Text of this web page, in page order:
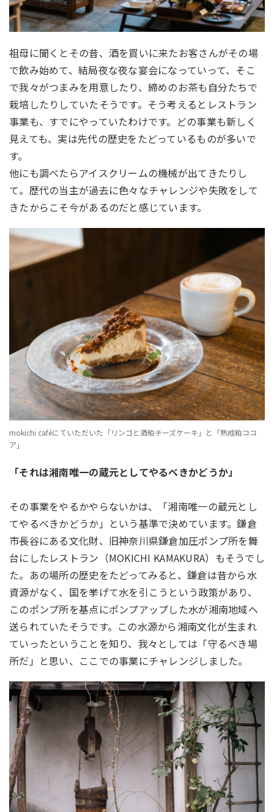
祖母に聞くとその昔、酒を買いに来たお客さんがその場
で飲み始めて、結局夜な夜な宴会になっていって、そこ
で我々がつまみを用意したり、締めのお茶も自分たちで
栽培したりしていたそうです。そう考えるとレストラン
事業も、すでにやっていたわけです。どの事業も新しく
見えても、実は先代の歴史をたどっているものが多いで
す。
他にも調べたらアイスクリームの機械が出てきたりし
て。歴代の当主が過去に色々なチャレンジや失敗をして
きたからこそ今があるのだと感じています。
mokichi caféにていただいた「リンゴと酒粕チーズケーキ」と「熟成粕ココ
ア」
「それは湘南唯一の蔵元としてやるべきかどうか」
その事業をやるかやらないかは、「湘南唯一の蔵元とし
てやるべきかどうか」という基準で決めています。鎌倉
市長谷にある文化財、旧神奈川県鎌倉加圧ポンプ所を舞
台にしたレストラン（MOKICHI KAMAKURA）もそうでし
た。あの場所の歴史をたどってみると、鎌倉は昔から水
資源がなく、国を挙げて水を引こうという政策があり、
このポンプ所を基点にポンプアップした水が湘南地域へ
送られていたそうです。この水源から湘南文化が生まれ
ていったということを知り、我々としては「守るべき場
所だ」と思い、ここでの事業にチャレンジしました。